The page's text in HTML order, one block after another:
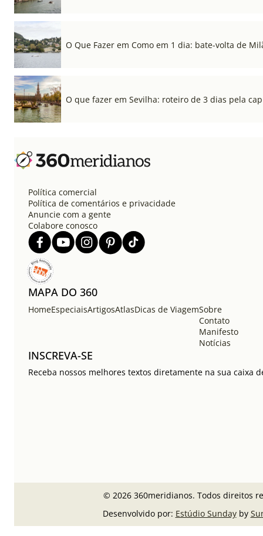
O Que Fazer em Como em 1 dia: bate-volta de
O que fazer em Sevilha: roteiro de 3 dias pela
Política comercial
Política de comentários e privacidade
Anuncie com a gente
Colabore conosco
MAPA DO 360
HomeEspeciaisArtigosAtlasDicas de ViagemSobre
Contato
Manifesto
Notícias
INSCREVA-SE
Receba nossos melhores textos diretamente na sua caixa
© 2026 360meridianos. Todos direitos
Desenvolvido por: Estúdio Sundayby